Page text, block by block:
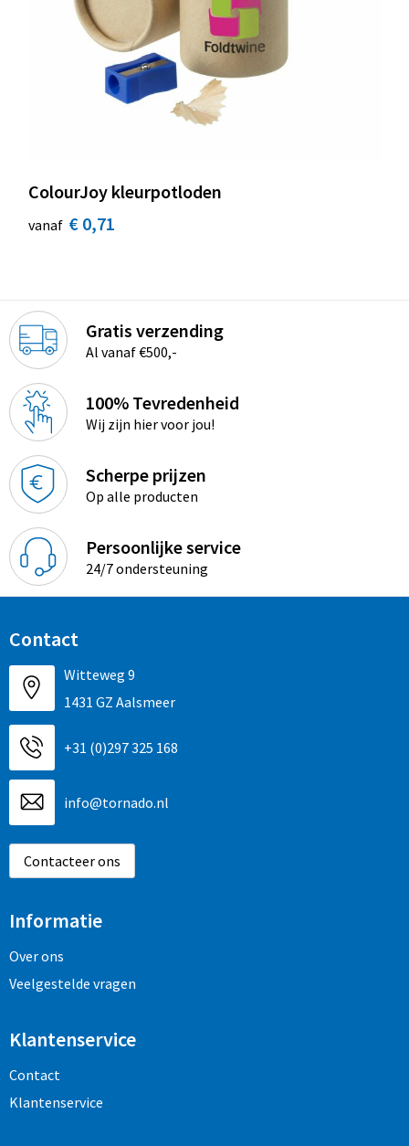
ColourJoy kleurpotloden
vanaf € 0,71
Gratis verzending
Al vanaf €500,-
100% Tevredenheid
Wij zijn hier voor jou!
Scherpe prijzen
Op alle producten
Persoonlijke service
24/7 ondersteuning
Contact
Witteweg 9
1431 GZ Aalsmeer
+31 (0)297 325 168
info@tornado.nl
Contacteer ons
Informatie
Over ons
Veelgestelde vragen
Klantenservice
Contact
Klantenservice